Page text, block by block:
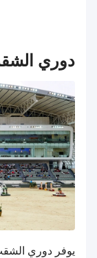
دوري
يوفر دوري